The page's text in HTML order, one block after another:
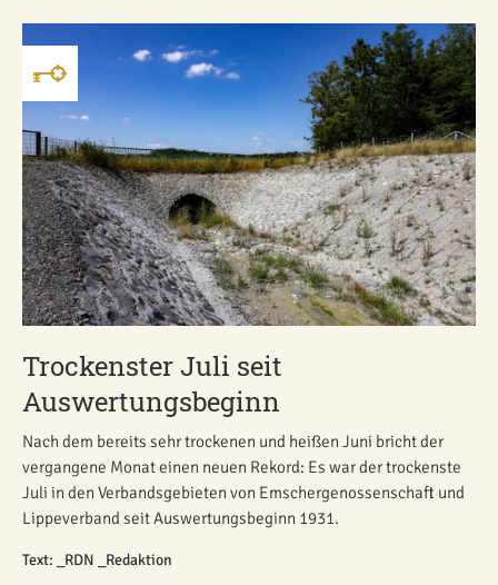
Trockenster Juli seit
Auswertungsbeginn
Nach dem bereits sehr trockenen und heißen Juni bricht der
vergangene Monat einen neuen Rekord: Es war der trockenste
Juli in den Verbandsgebieten von Emschergenossenschaft und
Lippeverband seit Auswertungsbeginn 1931.
Text: _RDN _Redaktion